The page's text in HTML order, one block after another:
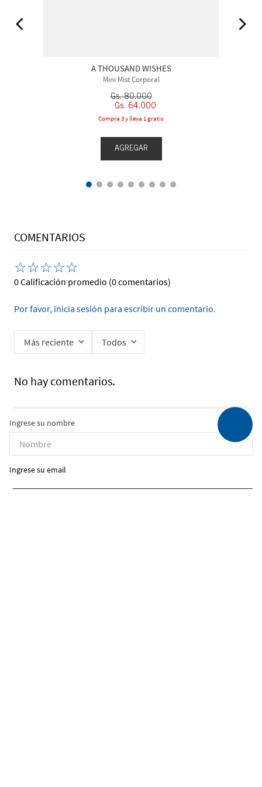
A THOUSAND WISHES
Mini Mist Corporal
Gs. 80.000
Gs. 64.000
Compra 3 y lleva 1 gratis
AGREGAR
COMENTARIOS
☆☆☆☆☆
0 Calificación promedio (0 comentarios)
Por favor, inicia sesión para escribir un comentario.
Más reciente Todos
No hay comentarios.
Ingrese su nombre
Ingrese su email